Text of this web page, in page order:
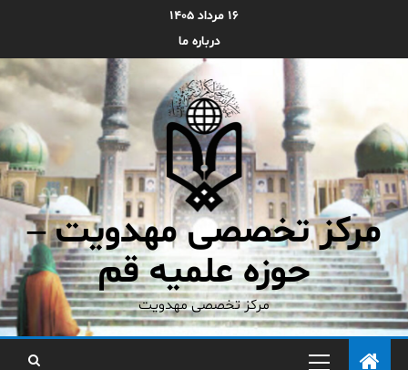
۱۶ مرداد ۱۴۰۵
درباره ما
مرکز تخصصی مهدویت –
حوزه علمیه قم
مرکز تخصصی مهدویت